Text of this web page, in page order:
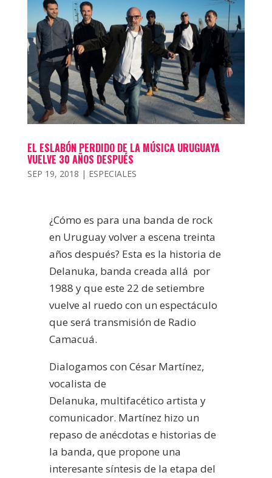
EL ESLABÓN PERDIDO DE LA MÚSICA URUGUAYA
VUELVE 30 AÑOS DESPUÉS
SEP 19, 2018 | ESPECIALES
¿Cómo es para una banda de rock
en Uruguay volver a escena treinta
años después? Esta es la historia de
Delanuka, banda creada allá por
1988 y que este 22 de setiembre
vuelve al ruedo con un espectáculo
que será transmisión de Radio
Camacuá.
Dialogamos con César Martínez,
vocalista de
Delanuka, multifacético artista y
comunicador. Martínez hizo un
repaso de anécdotas e historias de
la banda, que propone una
interesante síntesis de la etapa del